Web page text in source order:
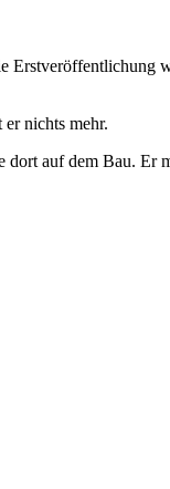
Erstveröffentlichung
nichts mehr.
auf dem Bau. Er